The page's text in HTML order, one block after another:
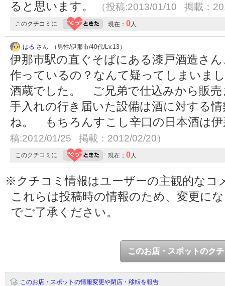
ると思います。
（投稿:2013/01/10 掲載：
このクチコミに 現在： 0人
はる さん （男性/伊那市/40代/Lv.13）
伊那市駅の直ぐそばにある漆戸酒造さ
作っているの？なんて疑ってしまいま
酒蔵でした。 ご兄弟で仕込みから販
手入れの行き届いた設備は酒に対する
ね。 もちろんすこし辛口の日本酒は
稿:2012/01/25 掲載：2012/02/20）
このクチコミに 現在： 0人
※クチコミ情報はユーザーの主観的なコ
これらは投稿時の情報のため、変更に
でご了承ください。
このお店・スポットのク
このお店・スポットの情報変更や閉店・移転を報告